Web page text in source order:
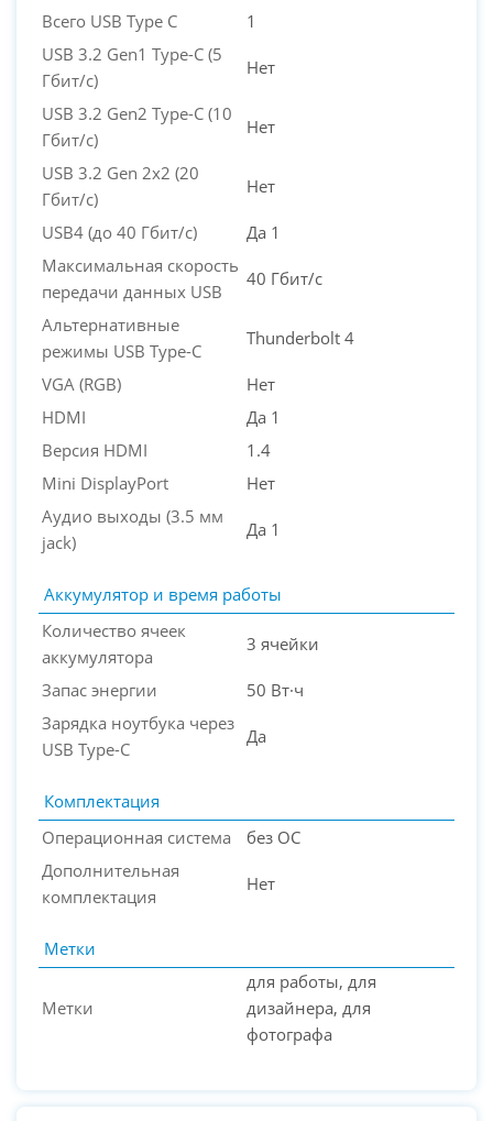
Всего USB Type C
1
USB 3.2 Gen1 Type-C (5
Гбит/с)
Нет
USB 3.2 Gen2 Type-C (10
Гбит/с)
Нет
USB 3.2 Gen 2x2 (20
Гбит/с)
Нет
USB4 (до 40 Гбит/с)
Да 1
Максимальная скорость
передачи данных USB
40 Гбит/с
Альтернативные
режимы USB Type-C
Thunderbolt 4
VGA (RGB)
Нет
HDMI
Да 1
Версия HDMI
1.4
Mini DisplayPort
Нет
Аудио выходы (3.5 мм
jack)
Да 1
Аккумулятор и время работы
Количество ячеек
аккумулятора
3 ячейки
Запас энергии
50 Вт·ч
Зарядка ноутбука через
USB Type-C
Да
Комплектация
Операционная система
без ОС
Дополнительная
комплектация
Нет
Метки
Метки
для работы, для
дизайнера, для
фотографа